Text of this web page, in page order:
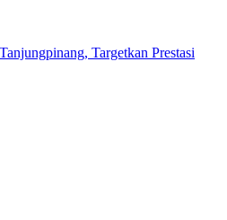
Targetkan Prestasi